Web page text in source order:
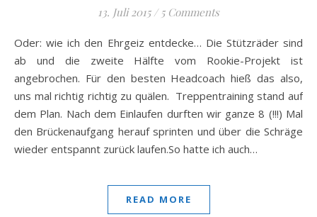
13. Juli 2015 / 5 Comments
Oder: wie ich den Ehrgeiz entdecke… Die Stützräder sind
ab und die zweite Hälfte vom Rookie-Projekt ist
angebrochen. Für den besten Headcoach hieß das also,
uns mal richtig richtig zu quälen. Treppentraining stand auf
dem Plan. Nach dem Einlaufen durften wir ganze 8 (!!!) Mal
den Brückenaufgang herauf sprinten und über die Schräge
wieder entspannt zurück laufen.So hatte ich auch…
READ MORE